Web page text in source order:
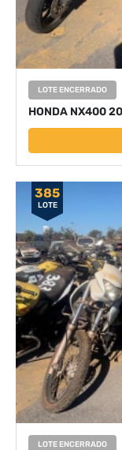
LOTE ENCERRADO
HONDA NX400
385
LOTE
LOTE ENCERRADO